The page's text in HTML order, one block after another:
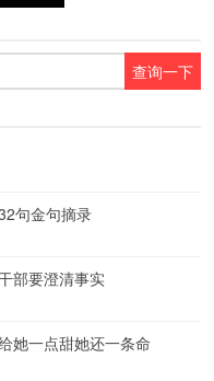
句金句摘录
部要澄清事实
她一点甜她还一条命